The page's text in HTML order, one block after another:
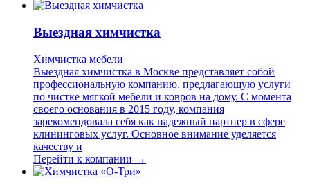
Выездная химчистка
Химчистка мебели
Выездная химчистка в Москве представляет собой
профессиональную компанию, предлагающую услуги
по чистке мягкой мебели и ковров на дому. С момента
своего основания в 2015 году, компания
зарекомендовала себя как надежный партнер в сфере
клининговых услуг. Основное внимание уделяется
качеству и
Перейти к компании →